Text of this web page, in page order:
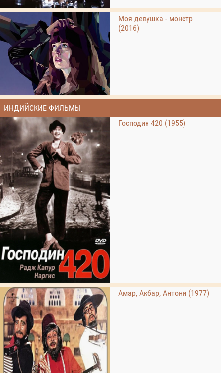
Моя девушка - монстр
(2016)
ИНДИЙСКИЕ ФИЛЬМЫ
Господин 420 (1955)
Амар, Акбар, Антони (1977)